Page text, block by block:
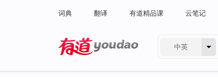
词典 翻译 有道精品课 云笔记
中英